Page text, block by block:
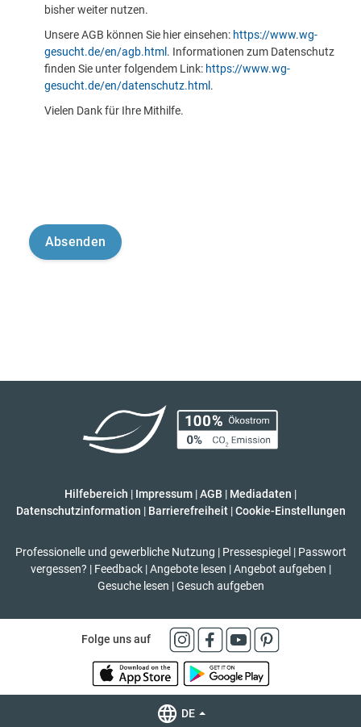
bisher weiter nutzen.
Unsere AGB können Sie hier einsehen: https://www.wg-
gesucht.de/en/agb.html . Informationen zum Datenschutz
finden Sie unter folgendem Link: https://www.wg-
gesucht.de/en/datenschutz.html .
Vielen Dank für Ihre Mithilfe.
Hilfebereich | Impressum |AGB | Mediadaten |
Datenschutzinformation | Barrierefreiheit | Cookie-Einstellungen
Professionelle und gewerbliche Nutzung | Pressespiegel | Passwort
vergessen? | Feedback | Angebote lesen | Angebot aufgeben |
Gesuche lesen | Gesuch aufgeben
Folge uns auf
DE